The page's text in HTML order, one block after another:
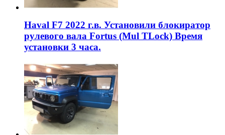
Haval F7 2022 г.в. Установили блокиратор
рулевого вала Fortus (Mul TLock) Время
установки 3 часа.